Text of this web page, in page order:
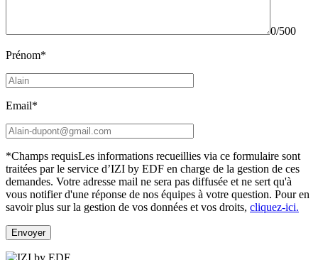
0/500
Prénom*
Email*
*Champs requisLes informations recueillies via ce formulaire sont
traitées par le service d’IZI by EDF en charge de la gestion de ces
demandes. Votre adresse mail ne sera pas diffusée et ne sert qu'à
vous notifier d'une réponse de nos équipes à votre question. Pour en
savoir plus sur la gestion de vos données et vos droits, cliquez-ici.